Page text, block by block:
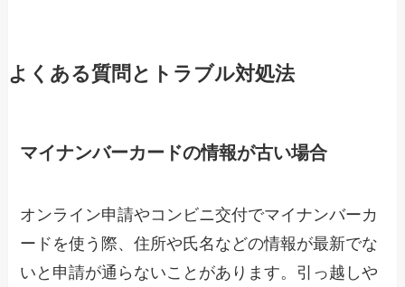
よくある質問とトラブル対処法
マイナンバーカードの情報が古い場合
オンライン申請やコンビニ交付でマイナンバーカ
ードを使う際、住所や氏名などの情報が最新でな
いと申請が通らないことがあります。引っ越しや